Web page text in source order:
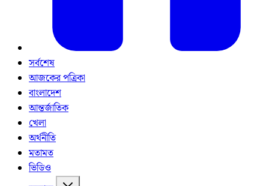
সর্বশেষ
আজকের পত্রিকা
বাংলাদেশ
আন্তর্জাতিক
খেলা
অর্থনীতি
মতামত
ভিডিও